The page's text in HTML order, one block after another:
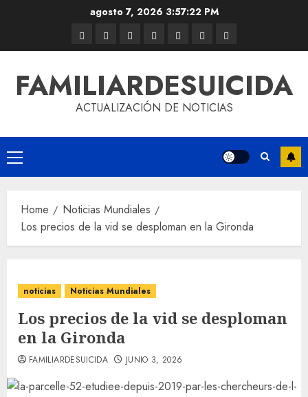
agosto 7, 2026 3:57:22 PM
FAMILIARDESUICIDA
ACTUALIZACIÓN DE NOTICIAS
Home
Noticias Mundiales
Los precios de la vid se desploman en la Gironda
noticias Noticias Mundiales
Los precios de la vid se desploman
en la Gironda
FAMILIARDESUICIDA JUNIO 3, 2026